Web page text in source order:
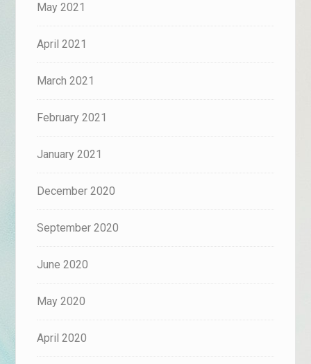
May 2021
April 2021
March 2021
February 2021
January 2021
December 2020
September 2020
June 2020
May 2020
April 2020